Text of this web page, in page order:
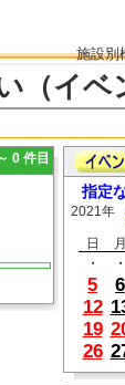
施設
（イベ
0 件目
指定
2021年
日
月
・
・
5
6
12
19
26